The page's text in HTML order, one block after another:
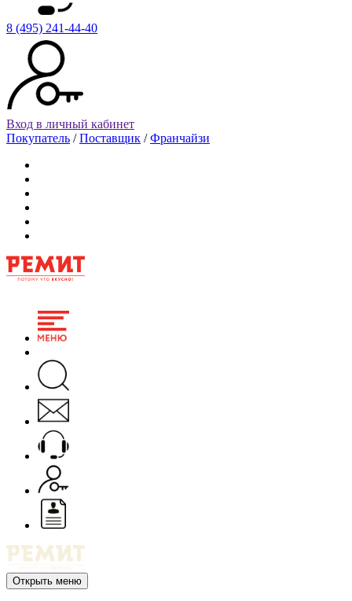
8 (495) 241-44-40
Вход в личный кабинет
Покупатель /Поставщик /Франчайзи
Открыть меню